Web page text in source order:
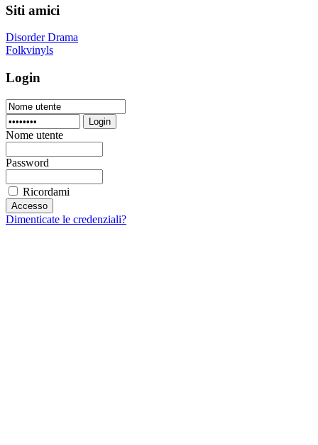
Siti amici
Disorder Drama
Folkvinyls
Login
Login
Nome utente
Password
Ricordami
Dimenticate le credenziali?